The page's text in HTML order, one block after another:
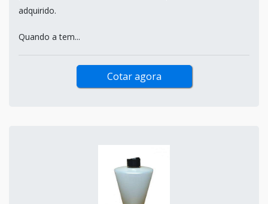
adquirido.
Quando a tem...
Cotar agora